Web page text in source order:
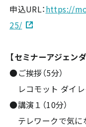
申込URL：https://
25/
【セミナーアジェンダ
●ご挨拶（5分）
レコモット ダイ
●講演１（10分）
テレワークで気に